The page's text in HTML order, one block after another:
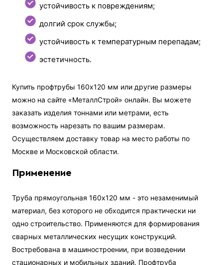
устойчивость к повреждениям;
долгий срок службы;
устойчивость к температурным перепадам;
эстетичность.
Купить профтрубы 160х120 мм или другие размеры
можно на сайте «МеталлСтрой» онлайн. Вы можете
заказать изделия тоннами или метрами, есть
возможность нарезать по вашим размерам.
Осуществляем доставку товар на место работы по
Москве и Московской области.
Применение
Труба прямоугольная 160х120 мм - это незаменимый
материал, без которого не обходится практически ни
одно строительство. Применяются для формирования
сварных металлических несущих конструкций.
Востребована в машиностроении, при возведении
стационарных и мобильных зданий. Профтруба